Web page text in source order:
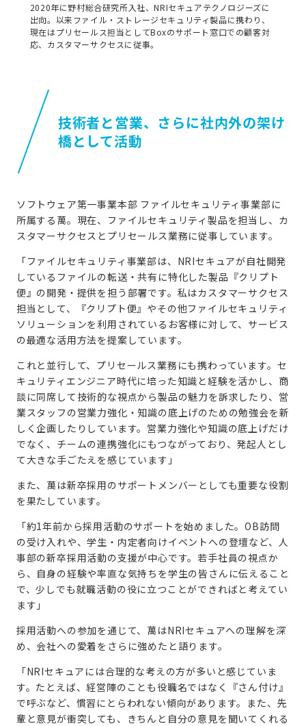
2020年に野村総合研究所入社、NRIセキュアテクノロジーズに
出向。以来ファイル・ストレージセキュリティ製品に携わり、
現在はプリセールス担当としてBoxのサポート窓口での顧客対
応、カスタマーサクセスに従事。
技術者と営業、さらに社内外の架け
橋として活動
ソフトウェア第一事業本部 ファイルセキュリティ事業部に
所属する萬。現在、ファイルセキュリティ製品を担当し、カ
スタマーサクセスとプリセールス業務に従事しています。
「ファイルセキュリティ事業部は、NRIセキュアが自社開発
しているファイルの転送・共有に特化した製品『クリプト
便』の開発・提供を担う部署です。私はカスタマーサクセス
担当として、『クリプト便』やその他ファイルセキュリティ
ソリューションを利用されているお客様に対して、サービス
の最適な活用方法を提案しています。
これと並行して、プリセールス業務にも携わっています。セ
キュリティエンジニア時代に培った知識と経験を活かし、商
談に同席して技術的な視点から製品の魅力を訴求したり、営
業スタッフの営業力強化・知識の底上げのための勉強会を新
しく企画したりしています。営業力強化や知識の底上げだけ
でなく、チームの連携強化にもつながっており、発起人とし
て大きな手ごたえを感じています」
また、萬は新卒採用のサポートメンバーとしても重要な役割
を果たしています。
「約1年前から採用活動のサポートを始めました。OB訪問
の受け入れや、学生・内定者向けイベントへの登壇など、人
事部の新卒採用活動の支援が中心です。若手社員の視点か
ら、自身の経験や率直な気持ちを学生の皆さんに伝えること
で、少しでも就職活動の役に立つことができればと考えてい
ます」
採用活動への参加を通じて、萬はNRIセキュアへの理解を深
め、会社への愛着をさらに強めたと語ります。
「NRIセキュアには合理的な考えの方が多いと感じていま
す。たとえば、経営陣のことも役職名ではなく『さん付け』
で呼ぶなど、慣習にとらわれない傾向があります。また、先
輩と意見が衝突しても、きちんと自分の意見を聞いてくれる